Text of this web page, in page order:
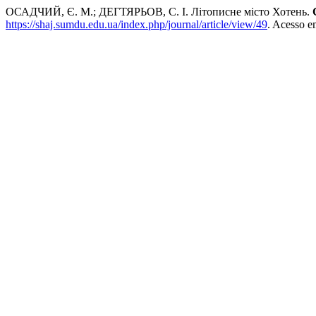
ОСАДЧИЙ, Є. М.; ДЕГТЯРЬОВ, С. І. Літописне місто Хотень.
https://shaj.sumdu.edu.ua/index.php/journal/article/view/49. Acesso